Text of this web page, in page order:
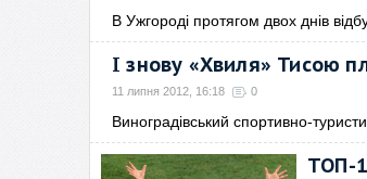
В Ужгороді протягом двох днів
І знову «Хвиля» Тисою
11 липня 2012, 16:18 0
Виноградівський спортивно-
ТОП-